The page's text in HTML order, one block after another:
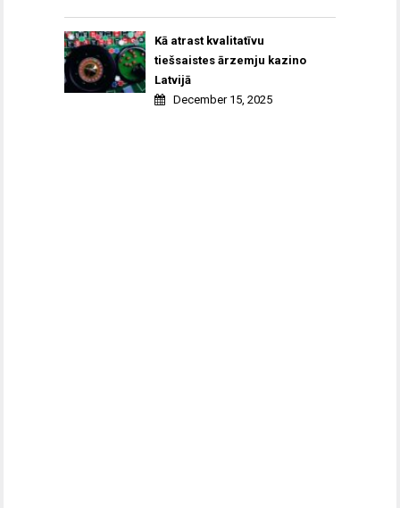
Kā atrast kvalitatīvu
tiešsaistes ārzemju kazino
Latvijā
December 15, 2025